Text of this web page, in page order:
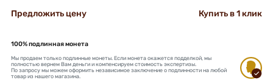
Предложить цену Купить в 1 клик
100% подлинная монета
Мы продаем только подлинные монеты. Если монета окажется подделкой, мы
полностью вернем Вам деньги и компенсируем стоимость экспертизы.
По запросу мы можем оформить независимое заключение о подлинности на любой
товар из нашего магазина.